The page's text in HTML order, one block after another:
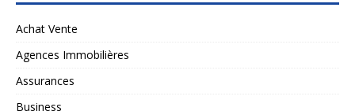
Achat Vente
Agences Immobilières
Assurances
Business